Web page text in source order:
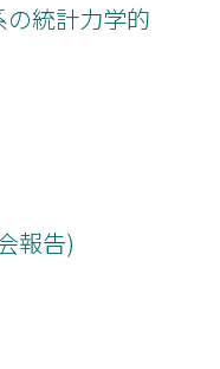
統計力学的
報告)